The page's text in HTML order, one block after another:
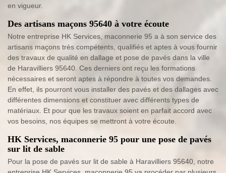
en vigueur.
Des artisans maçons 95640 à votre écoute
Notre entreprise HK Services, maconnerie 95 a à son service des
artisans maçons très compétents, qualifiés et aptes à vous fournir
des travaux de qualité en dallage et pose de pavés dans la ville
de Haravilliers 95640. Ces derniers ont reçu les formations
nécessaires et seront aptes à répondre à toutes vos demandes.
En effet, ils pourront vous installer des pavés et des dallages avec
différentes dimensions et constituer avec différents types de
matériaux. Et pour que les travaux soient en parfait accord avec
vos besoins, nos équipes se mettront à votre écoute.
HK Services, maconnerie 95 pour une pose de pavés
sur lit de sable
Pour la pose de pavés sur lit de sable à Haravilliers 95640, notre